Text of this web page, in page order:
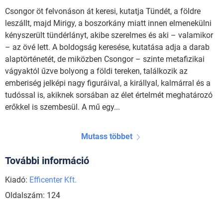
Csongor öt felvonáson át keresi, kutatja Tündét, a földre
leszállt, majd Mirigy, a boszorkány miatt innen elmenekülni
kényszerült tündérlányt, akibe szerelmes és aki – valamikor
– az övé lett. A boldogság keresése, kutatása adja a darab
alaptörténetét, de miközben Csongor – szinte metafizikai
vágyaktól űzve bolyong a földi tereken, találkozik az
emberiség jelképi nagy figuráival, a királlyal, kalmárral és a
tudóssal is, akiknek sorsában az élet értelmét meghatározó
erőkkel is szembesül. A mű egy...
Mutass többet
További információ
Kiadó: Efficenter Kft.
Oldalszám: 124